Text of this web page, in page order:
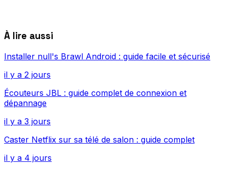
À lire aussi
Installer null's Brawl Android : guide facile et sécurisé
il y a 2 jours
Écouteurs JBL : guide complet de connexion et
dépannage
il y a 3 jours
Caster Netflix sur sa télé de salon : guide complet
il y a 4 jours